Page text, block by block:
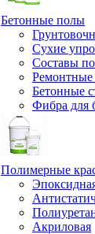
Бетонные полы
Сухие
Составы
Ремонтные
Бетонные
Фибра для
Полимерные
Акриловая